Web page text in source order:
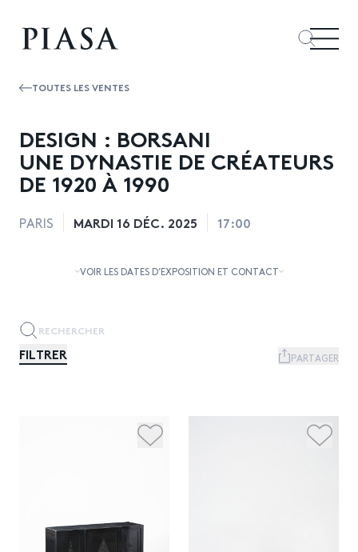
TOUTES LES VENTES
DESIGN : BORSANI
UNE DYNASTIE DE CRÉATEURS
DE 1920 À 1990
PARIS MARDI 16 DÉC. 2025 17:00
VOIR LES DATES D’EXPOSITION ET CONTACT
FILTRER PARTAGER